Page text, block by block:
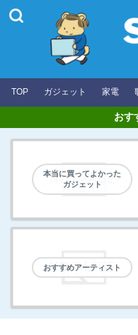
TOP ガジェット 家電
おす
本当に買ってよかった
ガジェット
おすすめアーティスト